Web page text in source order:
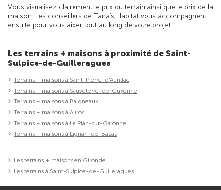
Vous visualisez clairement le prix du terrain ainsi que le prix de la
maison. Les conseillers de Tanaïs Habitat vous accompagnent
ensuite pour vous aider tout au long de votre projet.
Les terrains + maisons à proximité de Saint-
Sulpice-de-Guilleragues
Terrains + maisons à Saint-Pierre-d'Aurillac
Terrains + maisons à Sauveterre-de-Guyenne
Terrains + maisons à Baigneaux
Terrains + maisons à Auros
Terrains + maisons à Le Pian-sur-Garonne
Terrains + maisons à Lignan-de-Bazas
Les terrains + maisons en Gironde
Les terrains à Saint-Sulpice-de-Guilleragues